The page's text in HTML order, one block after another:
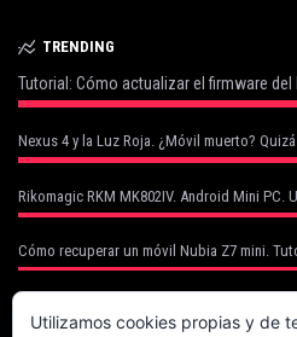
TRENDING
Tutorial: Cómo actualizar el firmware del
Nexus 4 y la Luz Roja. ¿Móvil muerto?
Rikomagic RKM MK802IV. Android Mini PC.
Cómo recuperar un móvil Nubia Z7 mini.
real)
Utilizamos cookies propias y de